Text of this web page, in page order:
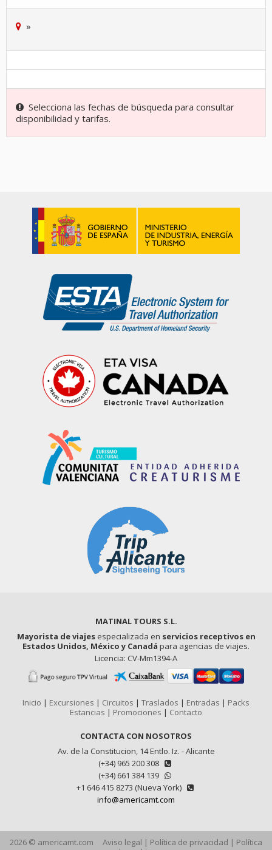
»
Selecciona las fechas de búsqueda para consultar
disponibilidad y tarifas.
MATINAL TOURS S.L.
Mayorista de viajesespecializada en servicios receptivos en
Estados Unidos, México y Canadá para agencias de viajes.
Licencia: CV-Mm1394-A
Inicio | Excursiones | Circuitos | Traslados | Entradas | Packs
Estancias | Promociones | Contacto
CONTACTA CON NOSOTROS
Av. de la Constitucion, 14 Entlo. Iz. - Alicante
(+34) 965 200 308
(+34) 661 384 139
+1 646 415 8273 (Nueva York)
info@americamt.com
2026 © americamt.com Aviso legal | Política de privacidad | Política